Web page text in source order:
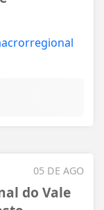
05 DE AGO
do Vale